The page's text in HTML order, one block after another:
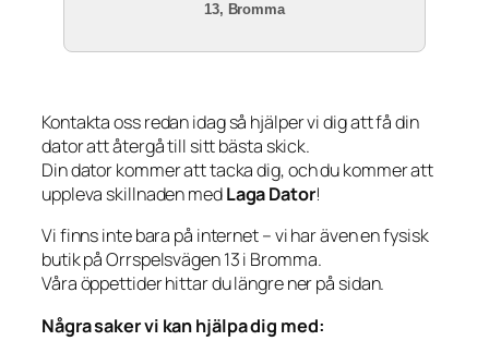
13, Bromma
Kontakta oss redan idag så hjälper vi dig att få din
dator att återgå till sitt bästa skick.
Din dator kommer att tacka dig, och du kommer att
uppleva skillnaden medLaga Dator!
Vi finns inte bara på internet – vi har även en fysisk
butik på Orrspelsvägen 13 i Bromma.
Våra öppettider hittar du längre ner på sidan.
Några saker vi kan hjälpa dig med: